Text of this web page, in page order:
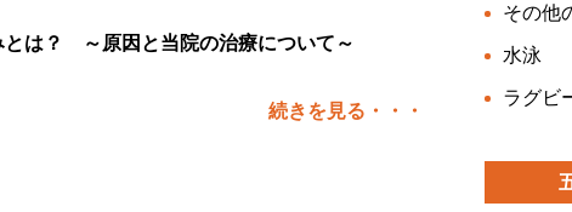
とは？ ～原因と当院の治療について～
続きを見る・・・
その他
水泳
ラグビ